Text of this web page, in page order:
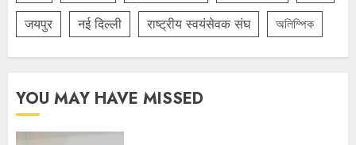
जयपुर
नई दिल्ली राष्ट्रीय स्वयंसेवक संघ অলিম্পিক
YOU MAY HAVE MISSED